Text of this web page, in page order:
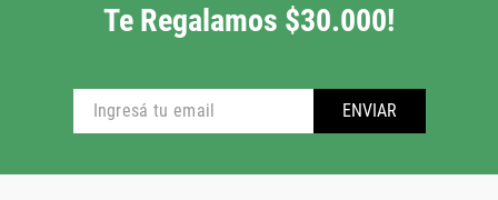
Te Regalamos $30.000!
ENVIAR